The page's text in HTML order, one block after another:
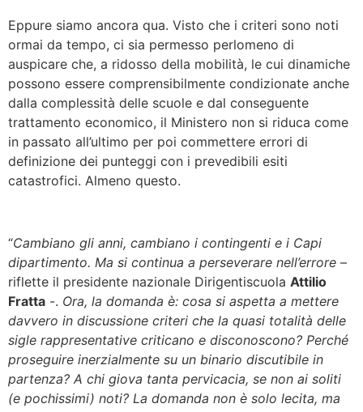
Eppure siamo ancora qua. Visto che i criteri sono noti
ormai da tempo, ci sia permesso perlomeno di
auspicare che, a ridosso della mobilità, le cui dinamiche
possono essere comprensibilmente condizionate anche
dalla complessità delle scuole e dal conseguente
trattamento economico, il Ministero non si riduca come
in passato all’ultimo per poi commettere errori di
definizione dei punteggi con i prevedibili esiti
catastrofici. Almeno questo.
“Cambiano gli anni, cambiano i contingenti e i Capi
dipartimento. Ma si continua a perseverare nell’errore –
riflette il presidente nazionale Dirigentiscuola Attilio
Fratta -. Ora, la domanda è: cosa si aspetta a mettere
davvero in discussione criteri che la quasi totalità delle
sigle rappresentative criticano e disconoscono? Perché
proseguire inerzialmente su un binario discutibile in
partenza? A chi giova tanta pervicacia, se non ai soliti
(e pochissimi) noti? La domanda non è solo lecita, ma